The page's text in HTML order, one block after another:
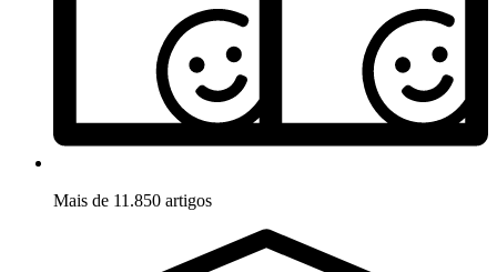
Mais de 11.850 artigos